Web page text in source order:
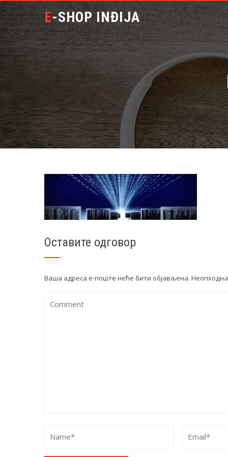
E-SHOP INĐIJA
Оставите одговор
Ваша адреса е-поште неће бити објављена.